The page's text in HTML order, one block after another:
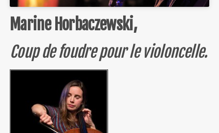
Marine Horbaczewski,
Coup de foudre pour le violoncelle.